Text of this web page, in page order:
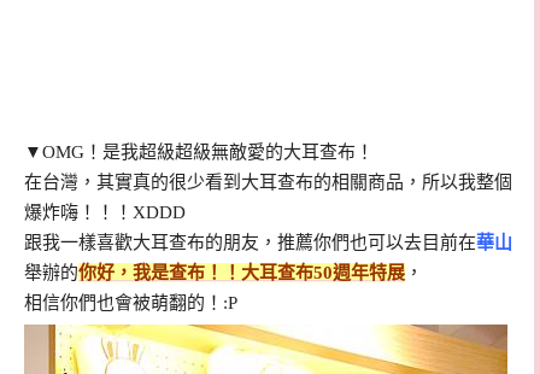
▼OMG！是我超級超級無敵愛的大耳查布！
在台灣，其實真的很少看到大耳查布的相關商品，所以我整個
爆炸嗨！！！XDDD
跟我一樣喜歡大耳查布的朋友，推薦你們也可以去目前在華山
舉辦的你好，我是查布！！大耳查布50週年特展 ，
相信你們也會被萌翻的！:P